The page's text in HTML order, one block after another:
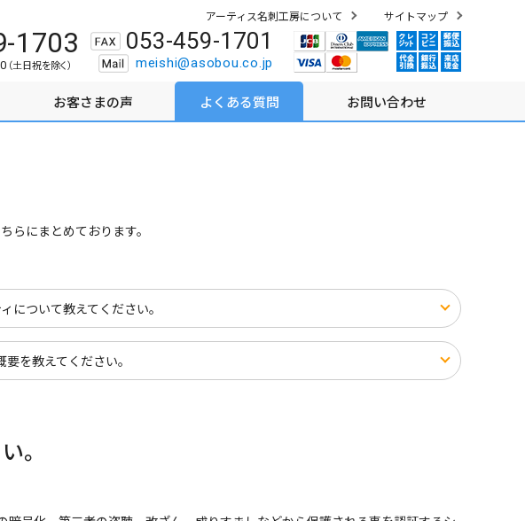
アーティス名刺工房について サイトマップ
1703
（土日祝を除く）
053-459-1701
meishi@asobou.co.jp
お客さまの声 よくある質問 お問い合わせ
らにまとめております。
について教えてください。
要を教えてください。
。